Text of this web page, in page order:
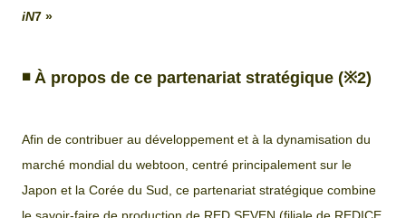
iN7 »
◾️ À propos de ce partenariat stratégique (※2)
Afin de contribuer au développement et à la dynamisation du
marché mondial du webtoon, centré principalement sur le
Japon et la Corée du Sud, ce partenariat stratégique combine